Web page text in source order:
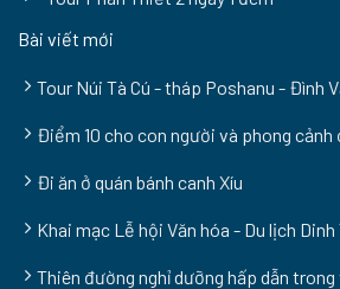
Bài viết mới
Tour Núi Tà Cú - tháp Poshanu - Đình
Điểm 10 cho con người và phong cảnh
Đi ăn ở quán bánh canh Xíu
Khai mạc Lễ hội Văn hóa - Du lịch Dinh
Thiên đường nghỉ dưỡng hấp dẫn trong